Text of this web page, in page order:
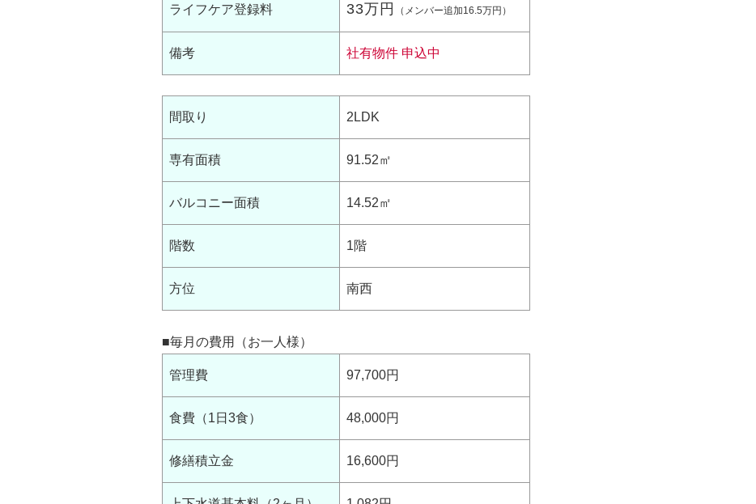
ライフケア登録料 33万円 （メンバー追加16.5万円）
備考 社有物件 申込中
間取り 2LDK
専有面積 91.52㎡
バルコニー面積 14.52㎡
階数 1階
方位 南西
■毎月の費用（お一人様）
管理費 97,700円
食費（1日3食） 48,000円
修繕積立金 16,600円